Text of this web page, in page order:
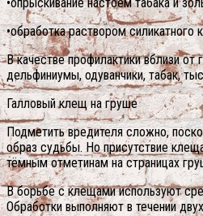
•опрыскивание настоем табака и
•обработка раствором силикатного
В качестве профилактики вблизи
дельфиниумы, одуванчики, табак,
Галловый клещ на груше
Подметить вредителя сложно,
образ судьбы. Но присутствие
тёмным отметинам на страницах
В борьбе с клещами используют
Обработки выполняют в течении